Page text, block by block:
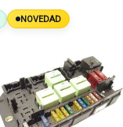
NOVEDAD